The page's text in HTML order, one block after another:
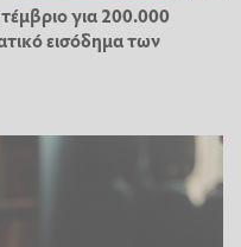
για 200.000
εισόδημα των